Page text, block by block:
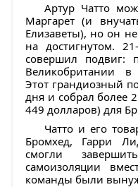
Артур Чатто
Маргарет (и
Елизаветы), но он не
на достигнутом.
совершил подвиг:
Великобритании в
Этот грандиозный
дня и собрал более
449 долларов) для
Чатто и его
Бромхед, Гарри
смогли
самоизоляции
команды были